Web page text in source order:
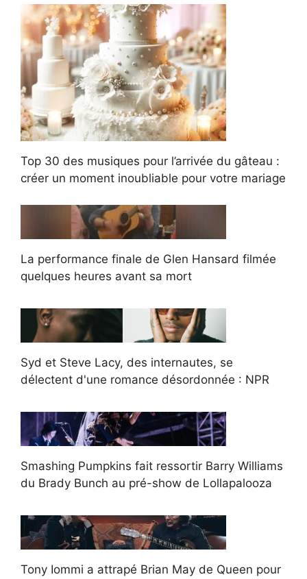
Top 30 des musiques pour l’arrivée du gâteau :
créer un moment inoubliable pour votre mariage
La performance finale de Glen Hansard filmée
quelques heures avant sa mort
Syd et Steve Lacy, des internautes, se
délectent d'une romance désordonnée : NPR
Smashing Pumpkins fait ressortir Barry Williams
du Brady Bunch au pré-show de Lollapalooza
Tony Iommi a attrapé Brian May de Queen pour